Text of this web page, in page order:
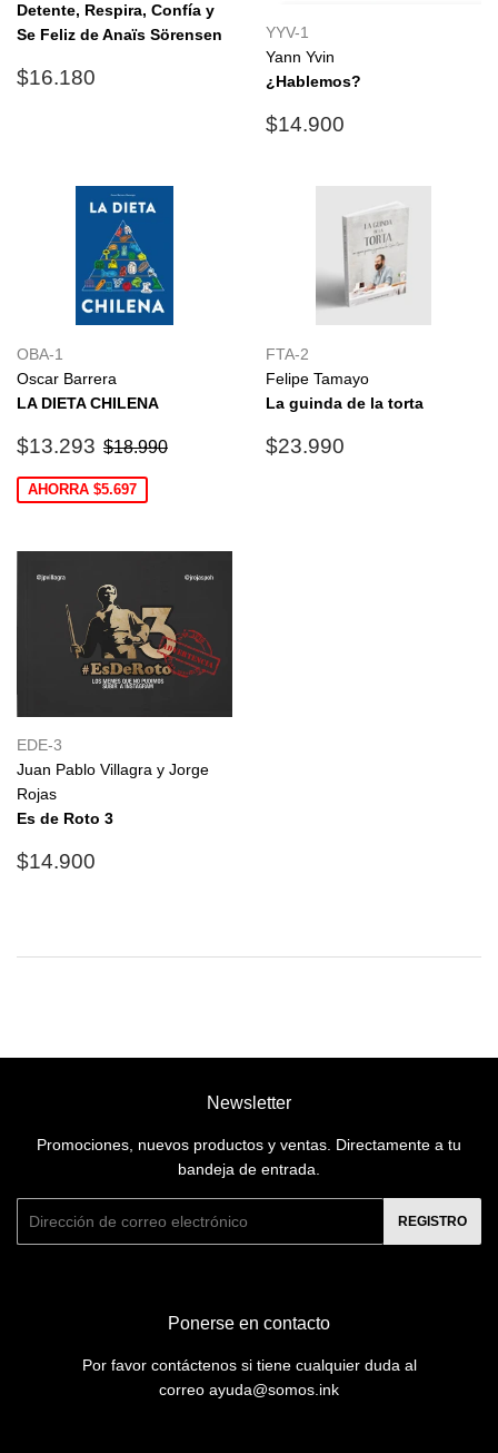
Detente, Respira, Confía y
Se Feliz de Anaïs Sörensen
Precio
$16.180
YYV-1
Yann Yvin
¿Hablemos?
Precio
$14.900
OBA-1
Oscar Barrera
LA DIETA CHILENA
Precio
oferta
$13.293 $13.293
Precio habitual
$18.990
AHORRA $5.697
FTA-2
Felipe Tamayo
La guinda de la torta
Precio
$23.990
EDE-3
Juan Pablo Villagra y Jorge
Rojas
Es de Roto 3
Precio
$14.900
Newsletter
Promociones, nuevos productos y ventas. Directamente a tu
bandeja de entrada.
REGISTRO
Ponerse en contacto
Por favor contáctenos si tiene cualquier duda al
correo ayuda@somos.ink